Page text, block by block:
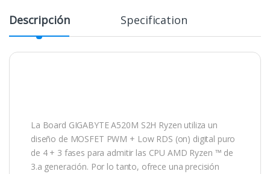
Descripción Specification
La Board GIGABYTE A520M S2H Ryzen utiliza un
diseño de MOSFET PWM + Low RDS (on) digital puro
de 4 + 3 fases para admitir las CPU AMD Ryzen ™ de
3.a generación. Por lo tanto, ofrece una precisión